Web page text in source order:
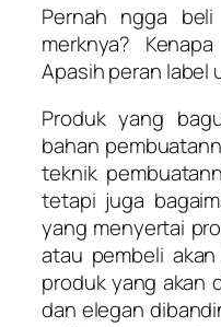
Pernah ngga
merknya?
Apasih peran label
Produk yang
bahan
teknik
tetapi juga
yang menyertai
atau pembeli
produk yang akan
dan elegan